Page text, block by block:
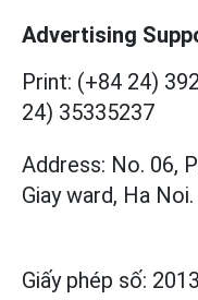
Advertising
Print: (+84 24)
24) 35335237
Address: No. 06,
Giay ward, Ha Noi.
Giấy phép số: